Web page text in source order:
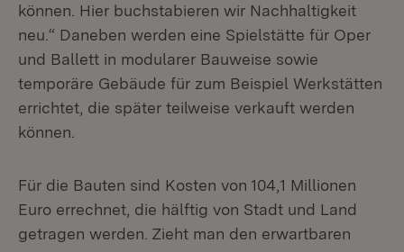
können. Hier buchstabieren wir Nachhaltigkeit
neu.“ Daneben werden eine Spielstätte für Oper
und Ballett in modularer Bauweise sowie
temporäre Gebäude für zum Beispiel Werkstätten
errichtet, die später teilweise verkauft werden
können.
Für die Bauten sind Kosten von 104,1 Millionen
Euro errechnet, die hälftig von Stadt und Land
getragen werden. Zieht man den erwartbaren